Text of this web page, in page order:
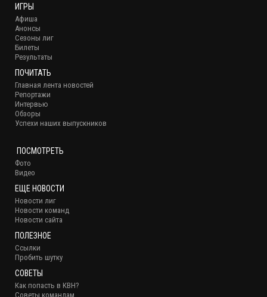
ИГРЫ
Афиша
Анонсы
Сезоны лиг
Билеты
Результаты
ПОЧИТАТЬ
Главная лента новостей
Репортажи
Интервью
Обзоры
Успехи наших выпускников
ПОСМОТРЕТЬ
Фото
Видео
ЕЩЕ НОВОСТИ
Новости лиг
Новости команд
Новости сайта
ПОЛЕЗНОЕ
Ссылки
Пробить шутку
СОВЕТЫ
Как попасть в КВН?
Советы командам